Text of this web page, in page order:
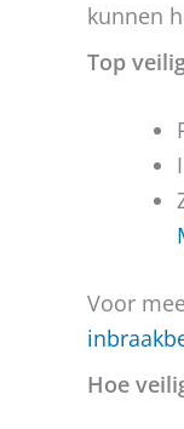
kunnen
Top
Voor
Hoe